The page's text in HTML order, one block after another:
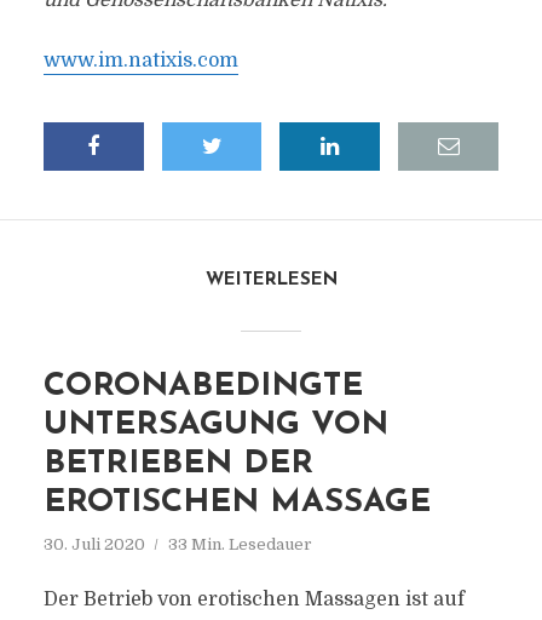
www.im.natixis.com
WEITERLESEN
CORONABEDINGTE
UNTERSAGUNG VON
BETRIEBEN DER
EROTISCHEN MASSAGE
30. Juli 2020 33 Min. Lesedauer
Der Betrieb von erotischen Massagen ist auf